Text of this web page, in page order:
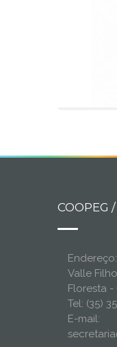
COOPEG
Valle
Floresta
Tel: (35)
E-mail: